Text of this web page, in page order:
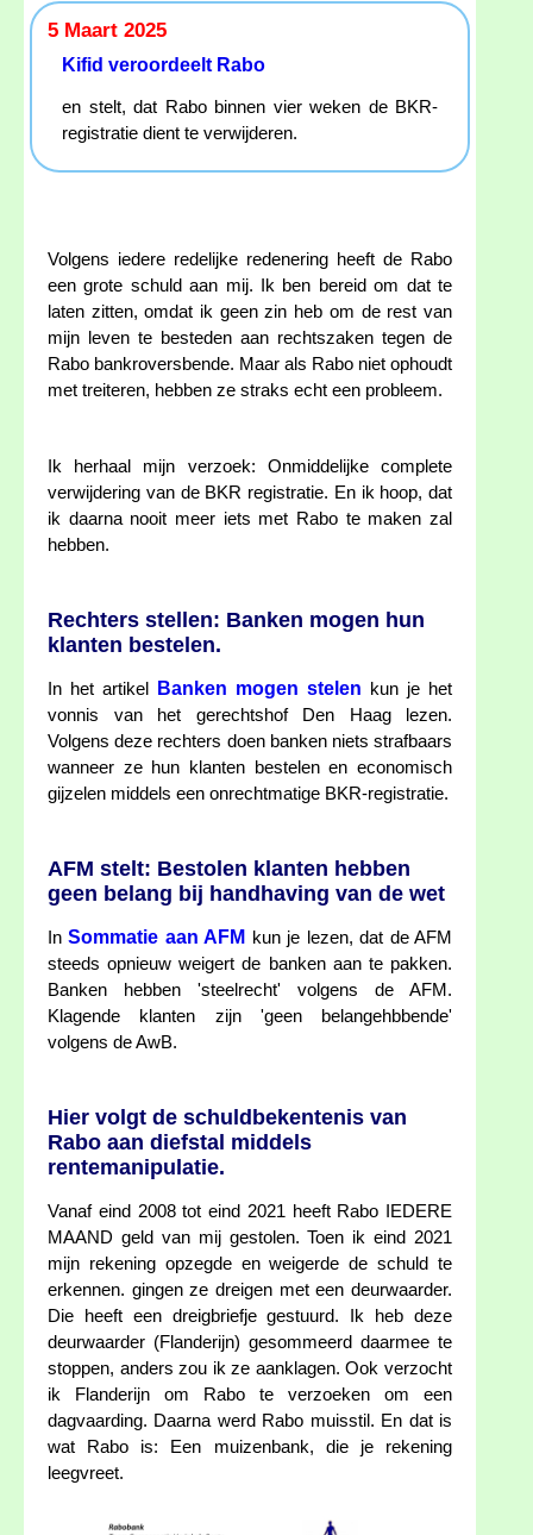
5 Maart 2025
Kifid veroordeelt Rabo
en stelt, dat Rabo binnen vier weken de BKR-
registratie dient te verwijderen.
Volgens iedere redelijke redenering heeft de Rabo
een grote schuld aan mij. Ik ben bereid om dat te
laten zitten, omdat ik geen zin heb om de rest van
mijn leven te besteden aan rechtszaken tegen de
Rabo bankroversbende. Maar als Rabo niet ophoudt
met treiteren, hebben ze straks echt een probleem.
Ik herhaal mijn verzoek: Onmiddelijke complete
verwijdering van de BKR registratie. En ik hoop, dat
ik daarna nooit meer iets met Rabo te maken zal
hebben.
Rechters stellen: Banken mogen hun
klanten bestelen.
In het artikel Banken mogen stelen kun je het
vonnis van het gerechtshof Den Haag lezen.
Volgens deze rechters doen banken niets strafbaars
wanneer ze hun klanten bestelen en economisch
gijzelen middels een onrechtmatige BKR-registratie.
AFM stelt: Bestolen klanten hebben
geen belang bij handhaving van de wet
InSommatie aan AFM
kun je lezen, dat de AFM
steeds opnieuw weigert de banken aan te pakken.
Banken hebben 'steelrecht' volgens de AFM.
Klagende klanten zijn 'geen belangehbbende'
volgens de AwB.
Hier volgt de schuldbekentenis van
Rabo aan diefstal middels
rentemanipulatie.
Vanaf eind 2008 tot eind 2021 heeft Rabo IEDERE
MAAND geld van mij gestolen. Toen ik eind 2021
mijn rekening opzegde en weigerde de schuld te
erkennen. gingen ze dreigen met een deurwaarder.
Die heeft een dreigbriefje gestuurd. Ik heb deze
deurwaarder (Flanderijn) gesommeerd daarmee te
stoppen, anders zou ik ze aanklagen. Ook verzocht
ik Flanderijn om Rabo te verzoeken om een
dagvaarding. Daarna werd Rabo muisstil. En dat is
wat Rabo is: Een muizenbank, die je rekening
leegvreet.